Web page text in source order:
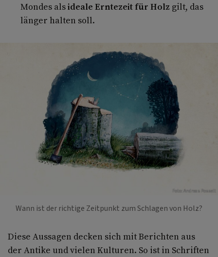
Mondes alsideale Erntezeit für Holz gilt, das
länger halten soll.
Foto: Andreas Posselt
Wann ist der richtige Zeitpunkt zum Schlagen von Holz?
Diese Aussagen decken sich mit Berichten aus
der Antike und vielen Kulturen. So ist in Schriften